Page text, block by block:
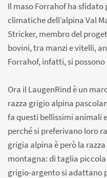
Il maso Forrahof ha sfidato
climatiche dell’alpina Val
Stricker, membro del
bovini, tra manzi e vitelli,
Forrahof, infatti, si
Ora il LaugenRind è un
razza grigio alpina
fa questi bellissimi animali
perché si preferivano loro
grigia alpina è però la
montagna: di taglia
grigio-argento si adattano